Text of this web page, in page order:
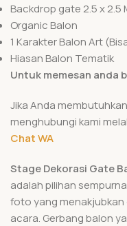
Backdrop gate 2.5 x 2.5
Organic Balon
1 Karakter Balon Art
Hiasan Balon Tematik
Untuk memesan anda
Jika Anda
menghubungi kami
Chat WA
Stage Dekorasi Gate
adalah pilihan
foto yang
acara. Gerbang balon